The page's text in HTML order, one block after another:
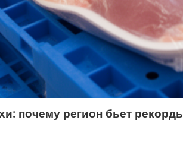
почему регион бьет